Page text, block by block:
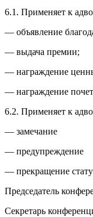
6.1. Применяет к
— объявление
— выдача премии;
— награждение
— награждение
6.2. Применяет к
— замечание
— предупреждение
— прекращение
Председатель
Секретарь